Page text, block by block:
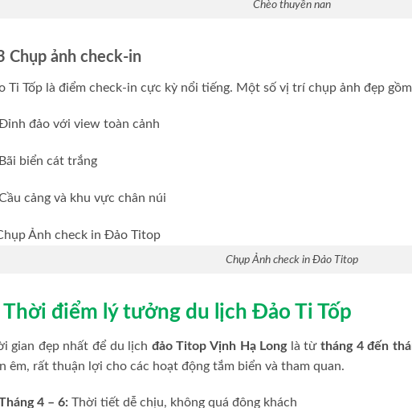
Chèo thuyền nan
Chụp ảnh check-in
Ti Tốp là điểm check-in cực kỳ nổi tiếng. Một số vị trí chụp ảnh đẹp
đảo với view toàn cảnh
Bãi biển cát trắng
cảng và khu vực chân núi
Chụp Ảnh check in Đảo Titop
Thời điểm lý tưởng du lịch Đảo Ti Tốp
gian đẹp nhất để du lịch đảo Titop Vịnh Hạ Longlà từ tháng 4 đến
êm, rất thuận lợi cho các hoạt động tắm biển và tham quan.
4 – 6: Thời tiết dễ chịu, không quá đông khách